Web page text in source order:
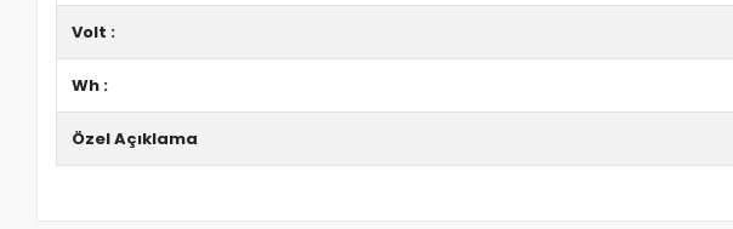
Volt :
Wh :
Özel Açıklama